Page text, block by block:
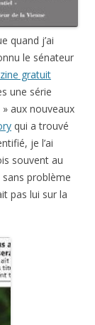
quand j’ai
le sénateur
gratuit
une série
aux nouveaux
qui a trouvé
je l’ai
souvent au
problème
pas lui sur la